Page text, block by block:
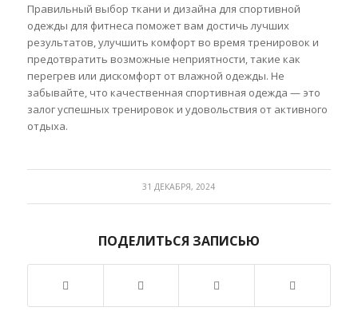
Правильный выбор ткани и дизайна для спортивной
одежды для фитнеса поможет вам достичь лучших
результатов, улучшить комфорт во время тренировок и
предотвратить возможные неприятности, такие как
перегрев или дискомфорт от влажной одежды. Не
забывайте, что качественная спортивная одежда — это
залог успешных тренировок и удовольствия от активного
отдыха.
31 ДЕКАБРЯ, 2024
ПОДЕЛИТЬСЯ ЗАПИСЬЮ